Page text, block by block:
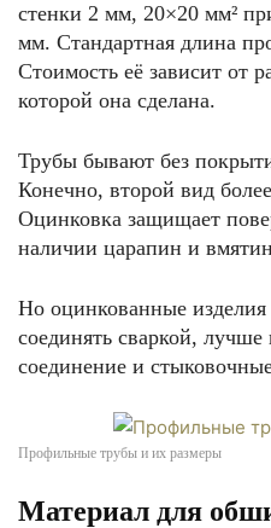
стенки 2 мм, 20×20 мм²
мм. Стандартная длина
Стоимость её зависит от
которой она сделана.
Трубы бывают без
Конечно, второй вид
Оцинковка защищает
наличии царапин и
Но оцинкованные изделия
соединять сваркой, лучше
соединение и
Профильные трубы и их размеры
Материал для